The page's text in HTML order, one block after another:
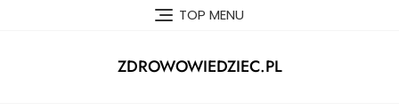
TOP MENU
ZDROWOWIEDZIEC.PL